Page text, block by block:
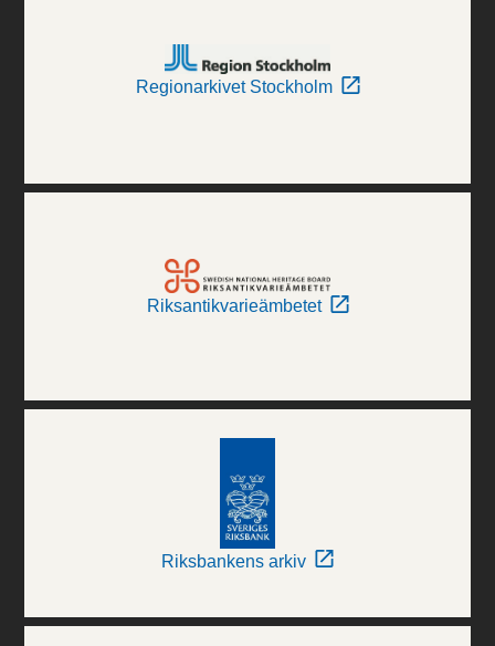
Regionarkivet Stockholm
Riksantikvarieämbetet
Riksbankens arkiv